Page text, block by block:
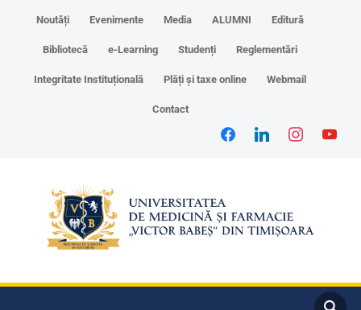
Noutăți Evenimente Media ALUMNI Editură
Bibliotecă e-Learning Studenți Reglementări
Integritate Instituțională Plăți și taxe online Webmail
Contact